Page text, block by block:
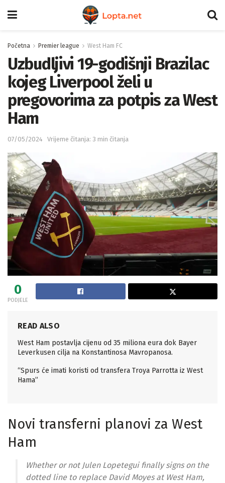
Početna Premier league West Ham FC
Uzbudljivi 19-godišnji Brazilac
kojeg Liverpool želi u
pregovorima za potpis za West
Ham
07/05/2024 Vrijeme čitanja: 3 min čitanja
0
PODJELE
READ ALSO
West Ham postavlja cijenu od 35 miliona eura dok Bayer
Leverkusen cilja na Konstantinosa Mavropanosa.
“Spurs će imati koristi od transfera Troya Parrotta iz West
Hama”
Novi transferni planovi za West
Ham
Whether or not Julen Lopetegui finally signs on the
dotted line to replace David Moyes at West Ham,